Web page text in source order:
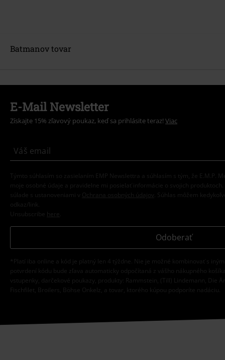
Batmanov tovar
E-Mail Newsletter
Získajte 15% zľavový poukaz, keď sa prihlásite teraz! Viac
Týmto súhlasím so zasielaním EMP Newslettra a súhlasím s tým, že E.M.P.
moje osobné údaje a pravidelne mi posielať informácie o svojich produktoch.
súlade s ustanoveniami v
Ochrana osobných údajov
. Súhlas môžem
odkaz/link.
Unsubscribe here
Odoberať
*Platí iba online a kód je platný len 4 týždne. Nie je možné kombinovať s
potvrdení kódu bude zľava automaticky odpočítaná z vášho nákupného
vstupenky, darčekové poukazy, produkty: Rammstein, (Till) Lindemann, Die
Fischfilet, Broilers, Böhse Onkelz, a tovar, ktorého kúpou podporíte nadáciu.